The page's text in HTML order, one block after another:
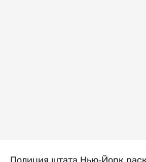
Полиция штата Нью-Йорк